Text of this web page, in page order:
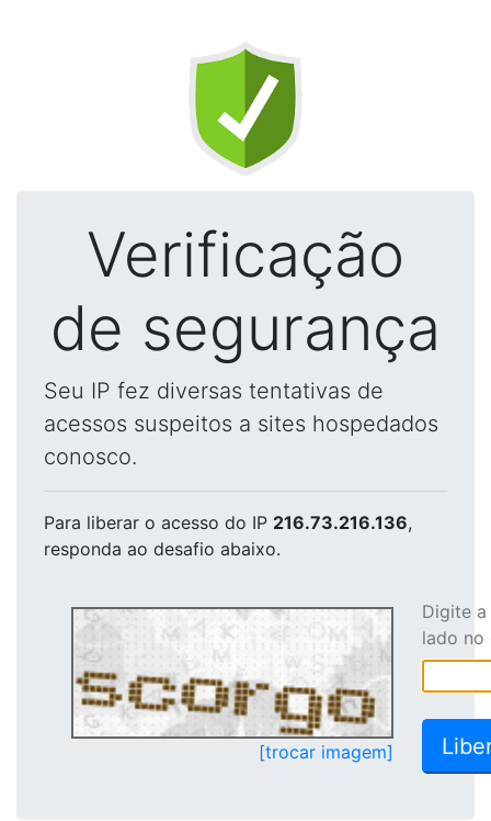
Verificação
de segurança
Seu IP fez diversas tentativas de
acessos suspeitos a sites hospedados
conosco.
Para liberar o acesso do IP 216.73.216.136,
responda ao desafio abaixo.
[trocar imagem]
Digite
lado no